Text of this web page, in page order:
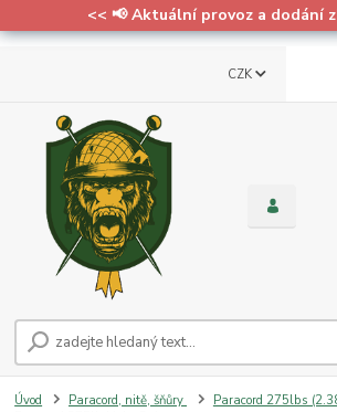
<< 📢 Aktuální provoz a dodání
CZK
Úvod Paracord, nitě, šňůry Paracord 275lbs